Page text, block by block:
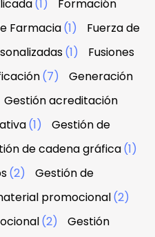
(1)
Formación
Farmacia(1)
Fuerza de
(1)
Fusiones
(7)
Generación
Gestión acreditación
(1)
Gestión de
de cadena gráfica(1)
(2)
Gestión de
promocional(2)
(2)
Gestión